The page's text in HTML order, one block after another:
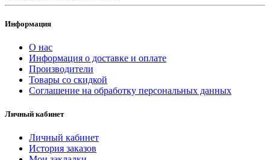
Информация
О нас
Информация о доставке и оплате
Производители
Товары со скидкой
Соглашение на обработку персональных данных
Личный кабинет
Личный кабинет
История заказов